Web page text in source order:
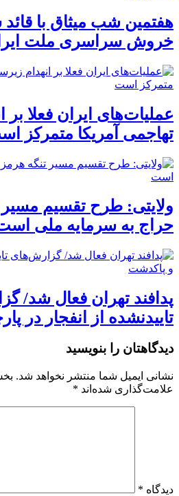
هفتمین شب میثاق با
خروش سراسری ملت
عملیات‌های ایران فعلا
تهاجمی آمریکا متمرکز
ولایتی: طرح تقسیم
حراج به سرمایه ملی
پدافند تهران فعال شد/
تاییدنشده از انفجار در
دیدگاهتان را بنویسید
نشانی ایمیل شما منتشر نخواهد شد.
علامت‌گذاری شده‌اند *
دیدگاه *